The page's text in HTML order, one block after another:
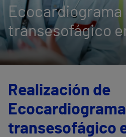
Ecocardiograma
transesofágico
Realización de
transesofágico